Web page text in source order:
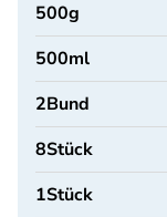
500g
500ml
2Bund
8Stück
1Stück